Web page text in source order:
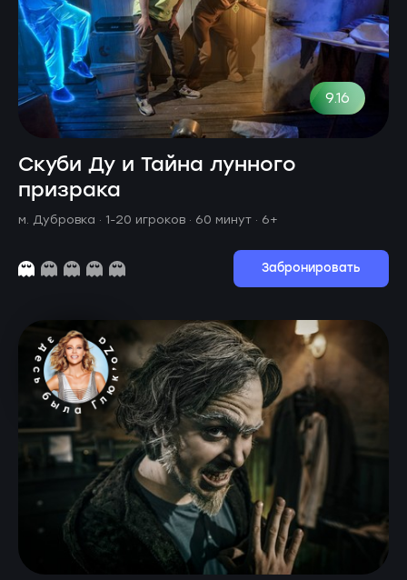
9.16
Скуби Ду и Тайна лунного
призрака
м. Дубровка · 1-20 игроков · 60 минут · 6+
Забронировать